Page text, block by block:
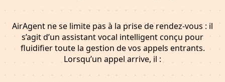
AirAgent ne se limite pas à la prise de rendez-vous : il
s’agit d’un assistant vocal intelligent conçu pour
fluidifier toute la gestion de vos appels entrants.
Lorsqu’un appel arrive, il :